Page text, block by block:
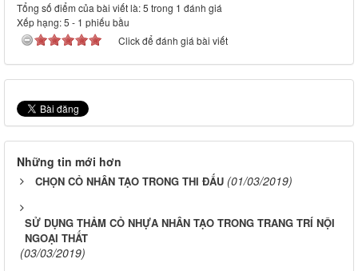
Tổng số điểm của bài viết là: 5 trong 1 đánh giá
Xếp hạng:5 - 1 phiếu bầu
Click để đánh giá bài viết
Những tin mới hơn
CHỌN CỎ NHÂN TẠO TRONG THI ĐẤU (01/03/2019)
SỬ DỤNG THẢM CỎ NHỰA NHÂN TẠO TRONG TRANG TRÍ NỘI
NGOẠI THẤT
(03/03/2019)